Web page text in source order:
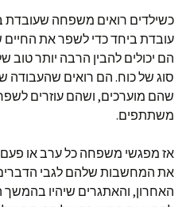
כשילדים רואים משפחה שעובדת
עובדת ביחד כדי לשפר את
הם יכולים להבין הרבה יותר
סוג של כוח. הם רואים שהעבודה
שהם מוערכים, ושהם עוזרים
משתתפים.
אז מפגשי משפחה כל ערב או
את המחשבות שלהם לגבי
האחרון, והאתגרים שיהיו בהמשך